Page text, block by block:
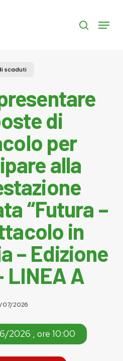
search
Menu
scaduti
di
per
alla
“Futura –
in
– Edizione
LINEA A
07/2026
2026 , ore 10:00